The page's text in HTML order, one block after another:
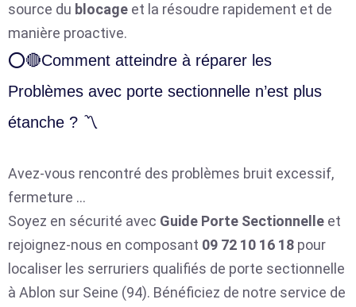
source du blocage et la résoudre rapidement et de
manière proactive.
⭕🔴Comment atteindre à réparer les
Problèmes avec porte sectionnelle n’est plus
étanche ? 〽️
Avez-vous rencontré des problèmes bruit excessif,
fermeture …
Soyez en sécurité avec Guide Porte Sectionnelle et
rejoignez-nous en composant 09 72 10 16 18 pour
localiser les serruriers qualifiés de porte sectionnelle
à Ablon sur Seine (94). Bénéficiez de notre service de